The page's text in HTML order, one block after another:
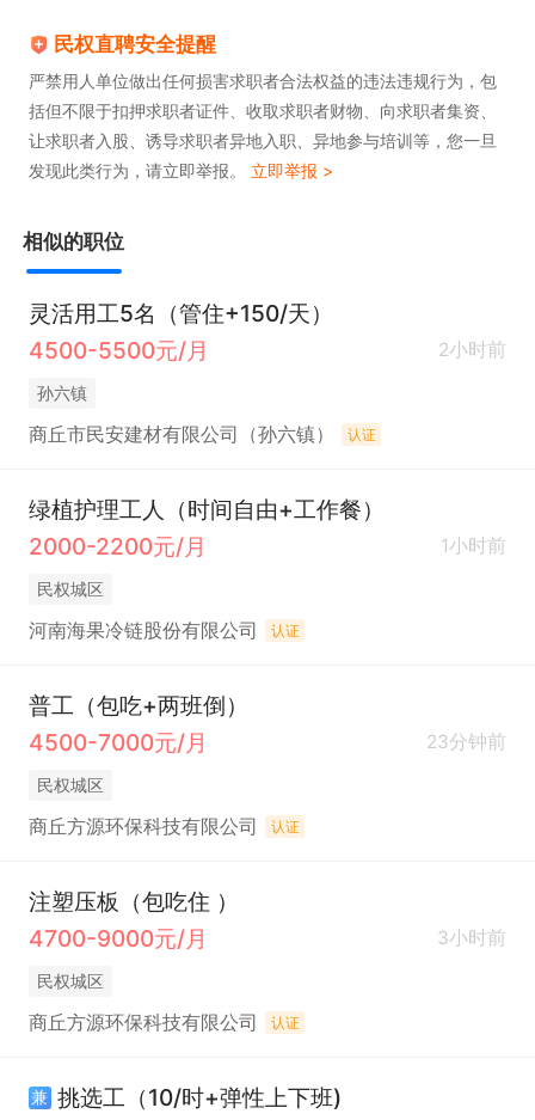
民权直聘安全提醒
严禁用人单位做出任何损害求职者合法权益的违法违规行为，包
括但不限于扣押求职者证件、收取求职者财物、向求职者集资、
让求职者入股、诱导求职者异地入职、异地参与培训等，您一旦
发现此类行为，请立即举报。 立即举报 >
相似的职位
灵活用工5名（管住+150/天）
4500-5500元/月
2小时前
孙六镇
商丘市民安建材有限公司（孙六镇） 认证
绿植护理工人（时间自由+工作餐）
2000-2200元/月
1小时前
民权城区
河南海果冷链股份有限公司 认证
普工（包吃+两班倒）
4500-7000元/月
23分钟前
民权城区
商丘方源环保科技有限公司 认证
注塑压板（包吃住 ）
4700-9000元/月
3小时前
民权城区
商丘方源环保科技有限公司 认证
兼 挑选工（10/时+弹性上下班)